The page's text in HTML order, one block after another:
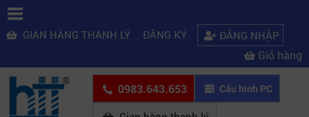
GIAN HÀNG THANH LÝ ĐĂNG KÝ ĐĂNG NHẬP
Giỏ hàng
0983.643.653 Cấu hình PC